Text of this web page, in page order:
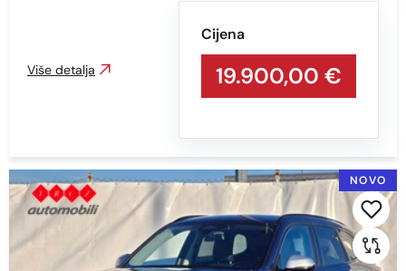
Cijena
19.900,00 €
Više detalja
NOVO